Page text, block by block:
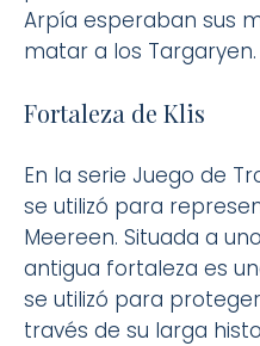
Arpía esperaban sus
matar a los Targaryen.
Fortaleza de Klis
En la serie Juego de
se utilizó para
Meereen. Situada a
antigua fortaleza es
se utilizó para
través de su larga